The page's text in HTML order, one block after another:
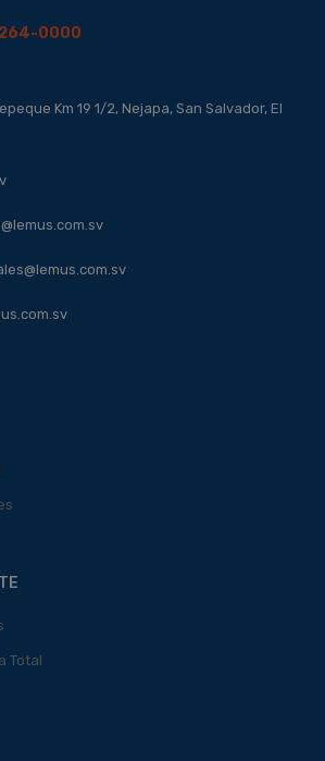
0000
Km 19 1/2, Nejapa, San Salvador, El
Total